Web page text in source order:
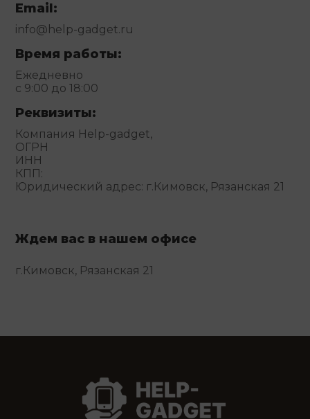
Email:
info@help-gadget.ru
Время работы:
Ежедневно
с 9:00 до 18:00
Реквизиты:
Компания Help-gadget,
ОГРН
ИНН
КПП:
Юридический адрес: г.Кимовск, Рязанская 21
Ждем вас в нашем офисе
г.Кимовск, Рязанская 21